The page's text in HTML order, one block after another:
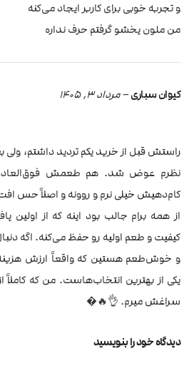
و تجربه خوبی برای کاربر ایجاد می‌کنه
من ملون يخشو گرفتم حرف نداره
کیوان سباری– مرداد 3, 1405
راستش قبل از خرید یکم تردید داشتم، ولی
نظرم عوض شد. هم طعمش
کام‌دهیش خیلی نرم و روونه و اصلاً حس
از همه برام جالب بود اینه که از اولین
کیفیت و طعم اولیه رو حفظ می‌کنه. اگه
و خوش‌طعم هستین که واقعاً ارزش هزینه
یکی از بهترین انتخاب‌هاست. من که کاملاً
سراغش میرم. 👌🔥�
دیدگاه خود را بنویسید